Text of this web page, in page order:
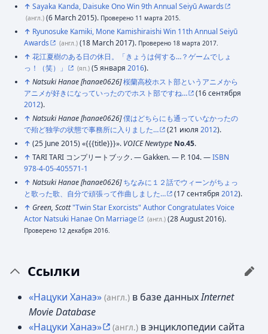
↑ Sayaka Kanda, Daisuke Ono Win 9th Annual Seiyū Awards
(англ.) (6 March 2015). Проверено 11 марта 2015.
↑ Ryunosuke Kamiki, Mone Kamishiraishi Win 11th Annual Seiyū
Awards
(англ.)(18 March 2017). Проверено 18 марта 2017.
↑ 花江夏樹のある日の休日。「きょうは何する…？ゲームでしょ
っ！（笑）」
(яп.)(5 января 2016).
↑ Natsuki Hanae [hanae0626]桜蘭高校ホスト部というアニメから
アニメが好きになっていったのでホスト部ですね…
(16 сентября
2012).
↑ Natsuki Hanae [hanae0626]僕はどちらにも通っていなかったの
で殆ど独学の状態で事務所に入りました…
(21 июля 2012).
↑ (25 June 2015) «{{{title}}}». VOICE Newtype No.45.
↑ TARI TARI コンプリートブック. — Gakken. — P. 104. —ISBN
978-4-05-405571-1
↑ Natsuki Hanae [hanae0626] ちなみに１２話でウィーンがちょっ
と歌った歌、自分で頑張って作曲しました…
(17 сентября 2012).
↑ Green, Scott"Twin Star Exorcists" Author Congratulates Voice
Actor Natsuki Hanae On Marriage
(англ.)(28 August 2016).
Проверено 12 декабря 2016.
Ссылки
«Нацуки Ханаэ» (англ.) в базе данныхInternet
Movie Database
«Нацуки Ханаэ»
(англ.) в энциклопедии сайта